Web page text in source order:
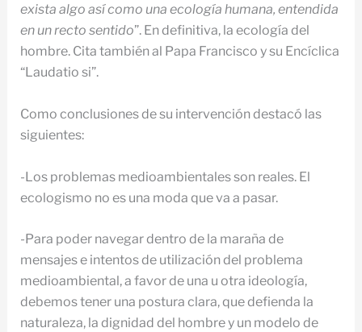
exista algo así como una ecología humana, entendida
en un recto sentido”. En definitiva, la ecología del
hombre. Cita también al Papa Francisco y su Encíclica
“Laudatio si”.
Como conclusiones de su intervención destacó las
siguientes:
-Los problemas medioambientales son reales. El
ecologismo no es una moda que va a pasar.
-Para poder navegar dentro de la maraña de
mensajes e intentos de utilización del problema
medioambiental, a favor de una u otra ideología,
debemos tener una postura clara, que defienda la
naturaleza, la dignidad del hombre y un modelo de